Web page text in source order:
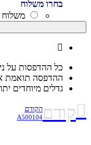
בחרו משלוח
כל ההדפסות על
ההדפסה תואמת
גדלים מיוחדים
קודםהקודם
A500104